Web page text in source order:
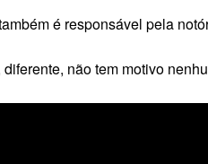
é responsável pela
não tem motivo